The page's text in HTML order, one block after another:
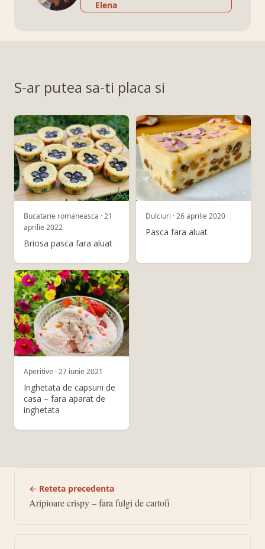
Elena
S-ar putea sa-ti placa si
Bucatarie romaneasca · 21
aprilie 2022
Briosa pasca fara aluat
Dulciuri · 26 aprilie 2020
Pasca fara aluat
Aperitive · 27 iunie 2021
Inghetata de capsuni de
casa – fara aparat de
inghetata
← Reteta precedenta
Aripioare crispy – fara fulgi de cartofi